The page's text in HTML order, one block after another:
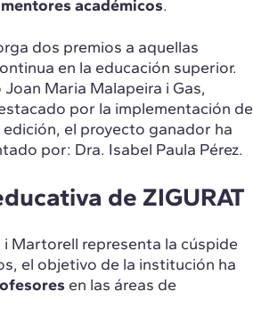
académicos.
dos premios a aquellas
en la educación superior.
Maria Malapeira i Gas,
por la implementación de
el proyecto ganador ha
por: Dra. Isabel Paula Pérez.
de ZIGURAT
Martorell representa la cúspide
el objetivo de la institución ha
en las áreas de